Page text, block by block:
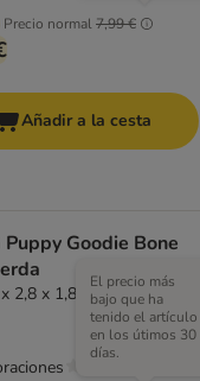
Precio normal7,99 €
Añadir a la cesta
Puppy Goodie Bone
2,8 x 1,8 cm (L x An x
El precio más
bajo que ha
tenido el artículo
en los útimos 30
días.